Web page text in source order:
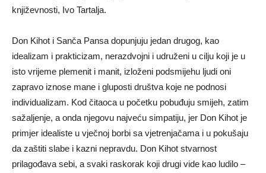
književnosti, Ivo Tartalja.
Don Kihot i Sanča Pansa dopunjuju jedan drugog, kao
idealizam i prakticizam, nerazdvojni i udruženi u cilju koji je u
isto vrijeme plemenit i manit, izloženi podsmijehu ljudi oni
zapravo iznose mane i gluposti društva koje ne podnosi
individualizam. Kod čitaoca u početku pobuđuju smijeh, zatim
sažaljenje, a onda njegovu najveću simpatiju, jer Don Kihot je
primjer idealiste u vječnoj borbi sa vjetrenjačama i u pokušaju
da zaštiti slabe i kazni nepravdu. Don Kihot stvarnost
prilagođava sebi, a svaki raskorak koji drugi vide kao ludilo –